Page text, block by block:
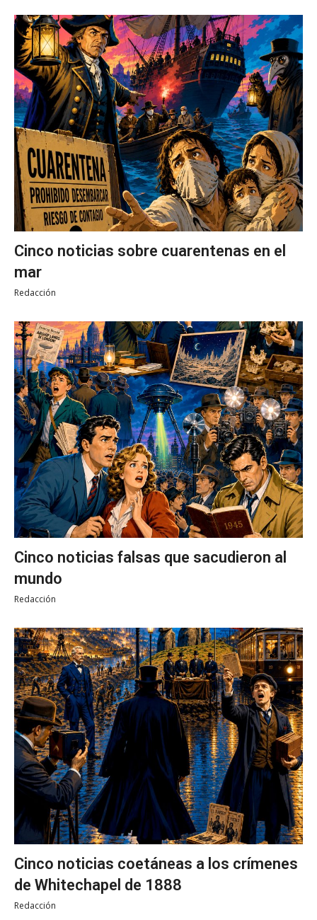
Cinco noticias sobre cuarentenas en el
mar
Redacción
Cinco noticias falsas que sacudieron al
mundo
Redacción
Cinco noticias coetáneas a los crímenes
de Whitechapel de 1888
Redacción